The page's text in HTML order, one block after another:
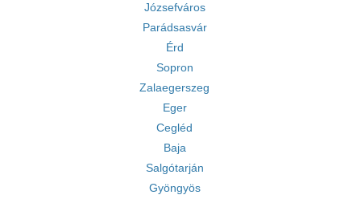
Józsefváros
Parádsasvár
Érd
Sopron
Zalaegerszeg
Eger
Cegléd
Baja
Salgótarján
Gyöngyös